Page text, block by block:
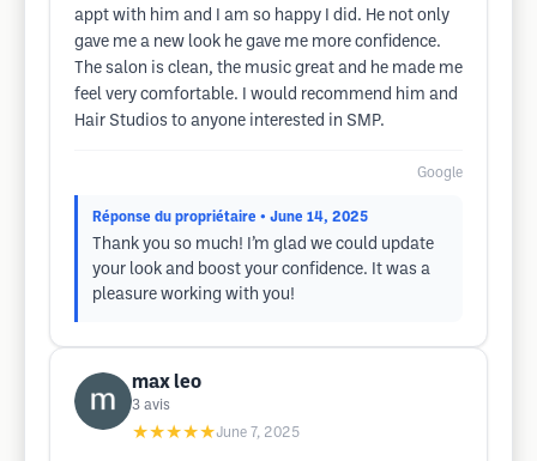
appt with him and I am so happy I did. He not only
gave me a new look he gave me more confidence.
The salon is clean, the music great and he made me
feel very comfortable. I would recommend him and
Hair Studios to anyone interested in SMP.
Google
Réponse du propriétaire • June 14, 2025
Thank you so much! I’m glad we could update
your look and boost your confidence. It was a
pleasure working with you!
max leo
3 avis
★★★★★June 7, 2025